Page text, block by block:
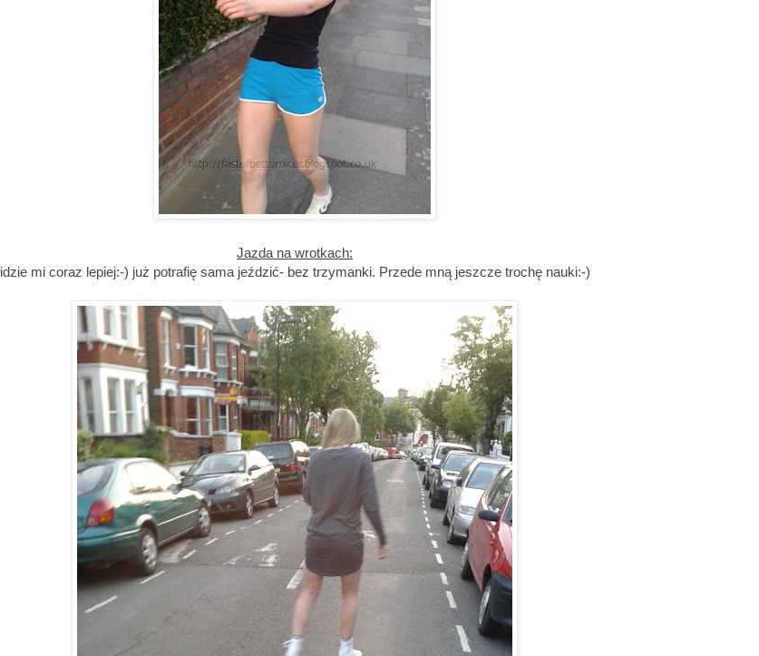
Jazda na wrotkach:
idzie mi coraz lepiej:-) już potrafię sama jeździć- bez trzymanki. Przede mną jeszcze trochę nauki:-)